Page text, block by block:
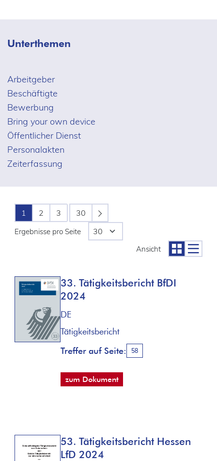
Unterthemen
Arbeitgeber
Beschäftigte
Bewerbung
Bring your own device
Öffentlicher Dienst
Personalakten
Zeiterfassung
1 2 3 30
Ergebnisse pro Seite
Ansicht
33. Tätigkeitsbericht BfDI
2024
DE
Tätigkeitsbericht
Treffer auf Seite:
58
zum Dokument
53. Tätigkeitsbericht Hessen
LfD 2024